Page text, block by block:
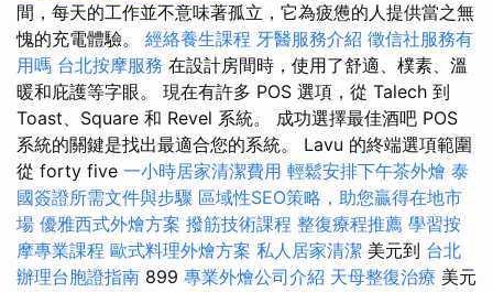
間，每天的工作並不意味著孤立，它為疲憊的人提供當之無
愧的充電體驗。 經絡養生課程 牙醫服務介紹 徵信社服務有
用嗎 台北按摩服務 在設計房間時，使用了舒適、樸素、溫
暖和庇護等字眼。 現在有許多 POS 選項，從 Talech 到
Toast、Square 和 Revel 系統。 成功選擇最佳酒吧 POS
系統的關鍵是找出最適合您的系統。 Lavu 的終端選項範圍
從 forty five 一小時居家清潔費用 輕鬆安排下午茶外燴 泰
國簽證所需文件與步驟 區域性SEO策略，助您贏得在地市
場 優雅西式外燴方案 撥筋技術課程 整復療程推薦 學習按
摩專業課程 歐式料理外燴方案 私人居家清潔 美元到 台北
辦理台胞證指南 899 專業外燴公司介紹 天母整復治療 美元